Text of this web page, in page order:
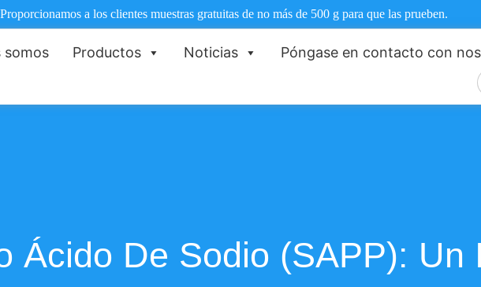
Proporcionamos a los clientes muestras gratuitas de no más de 500 g para que las prueben.
somos Productos Noticias Póngase en contacto con
Ácido De Sodio (SAPP): Un